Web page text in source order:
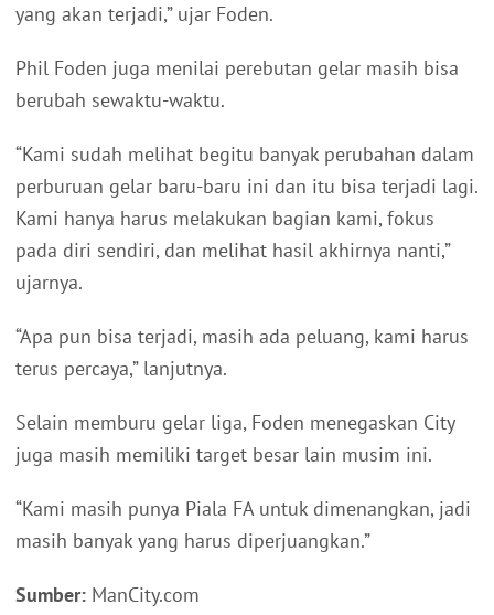
yang akan terjadi,” ujar Foden.
Phil Foden juga menilai perebutan gelar masih bisa
berubah sewaktu-waktu.
“Kami sudah melihat begitu banyak perubahan dalam
perburuan gelar baru-baru ini dan itu bisa terjadi lagi.
Kami hanya harus melakukan bagian kami, fokus
pada diri sendiri, dan melihat hasil akhirnya nanti,”
ujarnya.
“Apa pun bisa terjadi, masih ada peluang, kami harus
terus percaya,” lanjutnya.
Selain memburu gelar liga, Foden menegaskan City
juga masih memiliki target besar lain musim ini.
“Kami masih punya Piala FA untuk dimenangkan, jadi
masih banyak yang harus diperjuangkan.”
Sumber: ManCity.com